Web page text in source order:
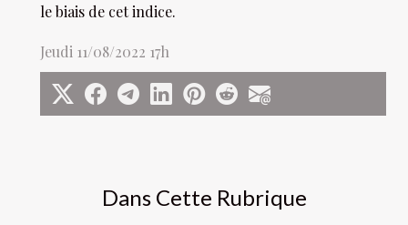
Dans Cette Rubrique
le biais de cet indice.
Jeudi 11/08/2022 17h